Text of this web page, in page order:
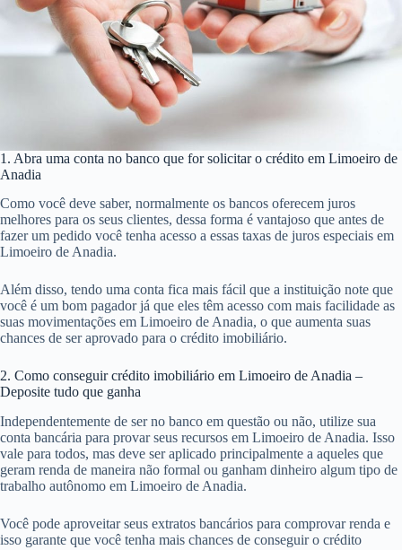
1. Abra uma conta no banco que for solicitar o crédito em Limoeiro de
Anadia
Como você deve saber, normalmente os bancos oferecem juros
melhores para os seus clientes, dessa forma é vantajoso que antes de
fazer um pedido você tenha acesso a essas taxas de juros especiais em
Limoeiro de Anadia.
Além disso, tendo uma conta fica mais fácil que a instituição note que
você é um bom pagador já que eles têm acesso com mais facilidade as
suas movimentações em Limoeiro de Anadia, o que aumenta suas
chances de ser aprovado para o crédito imobiliário.
2. Como conseguir crédito imobiliário em Limoeiro de Anadia –
Deposite tudo que ganha
Independentemente de ser no banco em questão ou não, utilize sua
conta bancária para provar seus recursos em Limoeiro de Anadia. Isso
vale para todos, mas deve ser aplicado principalmente a aqueles que
geram renda de maneira não formal ou ganham dinheiro algum tipo de
trabalho autônomo em Limoeiro de Anadia.
Você pode aproveitar seus extratos bancários para comprovar renda e
isso garante que você tenha mais chances de conseguir o crédito